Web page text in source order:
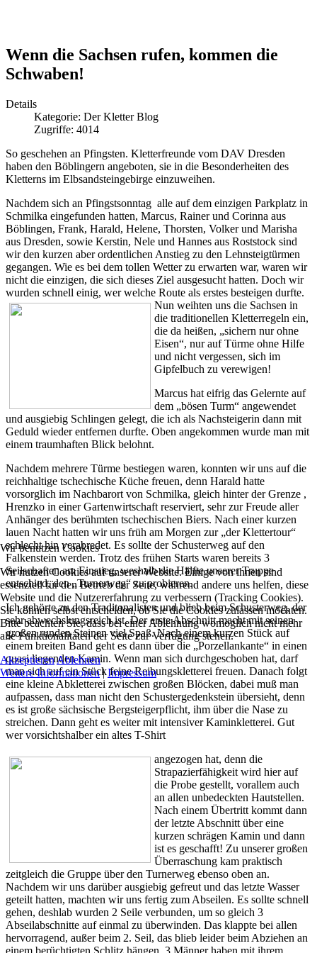
Wenn die Sachsen rufen, kommen die
Schwaben!
Details
Kategorie: Der Kletter Blog
Zugriffe: 4014
So geschehen an Pfingsten. Kletterfreunde vom DAV Dresden
haben den Böblingern angeboten, sie in die Besonderheiten des
Kletterns im Elbsandsteingebirge einzuweihen.
Nachdem sich an Pfingstsonntag alle auf dem einzigen Parkplatz in
Schmilka eingefunden hatten, Marcus, Rainer und Corinna aus
Böblingen, Frank, Harald, Helene, Thorsten, Volker und Marisha
aus Dresden, sowie Kerstin, Nele und Hannes aus Roststock sind
wir den kurzen aber ordentlichen Anstieg zu den Lehnsteigtürmen
gegangen. Wie es bei dem tollen Wetter zu erwarten war, waren wir
nicht die einzigen, die sich dieses Ziel ausgesucht hatten. Doch wir
wurden schnell einig, wer welche Route als erstes besteigen durfte.
Nun weihten uns die Sachsen in
die traditionellen Kletterregeln ein,
die da heißen, „sichern nur ohne
Eisen“, nur auf Türme ohne Hilfe
und nicht vergessen, sich im
Gipfelbuch zu verewigen!
Marcus hat eifrig das Gelernte auf
dem „bösen Turm“ angewendet
und ausgiebig Schlingen gelegt, die ich als Nachsteigerin dann mit
Geduld wieder entfernen durfte. Oben angekommen wurde man mit
einem traumhaften Blick belohnt.
Nachdem mehrere Türme bestiegen waren, konnten wir uns auf die
reichhaltige tschechische Küche freuen, denn Harald hatte
vorsorglich im Nachbarort von Schmilka, gleich hinter der Grenze ,
Hrenzko in einer Gartenwirtschaft reserviert, sehr zur Freude aller
Anhänger des berühmten tschechischen Biers. Nach einer kurzen
lauen Nacht hatten wir uns früh am Morgen zur „der Klettertour“
schlecht hin verabredet. Es sollte der Schusterweg auf den
Falkenstein werden. Trotz des frühen Starts waren bereits 3
Seilschaften am Einstieg, weshalb die Hälfte unserer Truppe
entschied, den „Turnerweg“ zu probieren.
Ich gehörte zu den Traditonalisten und blieb beim Schusterweg, der
sehr abwechslungsreich ist. Der erste Abschnitt macht mit seinen
großen runden Steinen viel Spaß. Nach einem kurzen Stück auf
einem breiten Band geht es dann über die „Porzellankante“ in einen
quasi liegenden Kamin. Wenn man sich durchgeschoben hat, darf
man sich auf ein Stück feine Reibungskletterei freuen. Danach folgt
eine kleine Abkletterei zwischen großen Blöcken, dabei muß man
aufpassen, dass man nicht den Schustergedenkstein übersieht, denn
es ist große sächsische Bergsteigerpflicht, ihm über die Nase zu
streichen. Dann geht es weiter mit intensiver Kaminkletterei. Gut
wer vorsichtshalber ein altes T-Shirt
angezogen hat, denn die
Strapazierfähigkeit wird hier auf
die Probe gestellt, vorallem auch
an allen unbedeckten Hautstellen.
Nach einem Übertritt kommt dann
der letzte Abschnitt über eine
kurzen schrägen Kamin und dann
ist es geschafft! Zu unserer großen
Überraschung kam praktisch
zeitgleich die Gruppe über den Turnerweg ebenso oben an.
Nachdem wir uns darüber ausgiebig gefreut und das letzte Wasser
geteilt hatten, machten wir uns fertig zum Abseilen. Es sollte schnell
gehen, deshlab wurden 2 Seile verbunden, um so gleich 3
Abseilabschnitte auf einmal zu überwinden. Das klappte bei allen
hervorragend, außer beim 2. Seil, das blieb leider beim Abziehen an
einem berüchtigten Schlitz hängen. 3 Männer haben mit ihrem
Wir benutzen Cookies
Wir nutzen Cookies auf unserer Website. Einige von ihnen sind
essenziell für den Betrieb der Seite, während andere uns helfen, diese
Website und die Nutzererfahrung zu verbessern (Tracking Cookies).
Sie können selbst entscheiden, ob Sie die Cookies zulassen möchten.
Bitte beachten Sie, dass bei einer Ablehnung womöglich nicht mehr
alle Funktionalitäten der Seite zur Verfügung stehen.
AkzeptierenAblehnen
Weitere Informationen|Impressum